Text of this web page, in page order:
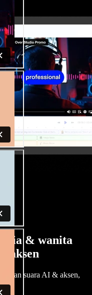
pria & wanita
aksen
suara AI & aksen,